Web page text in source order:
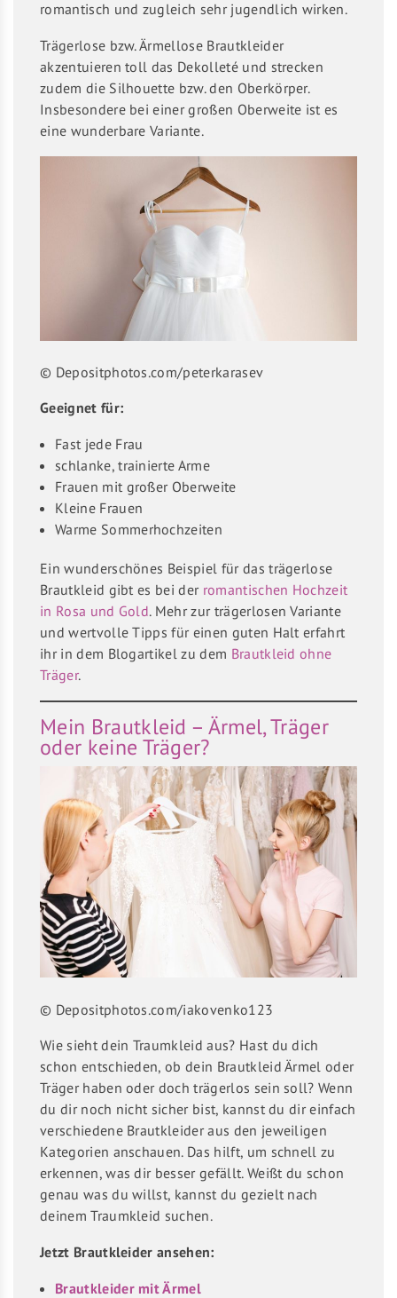
romantisch und zugleich sehr jugendlich wirken.
Trägerlose bzw. Ärmellose Brautkleider
akzentuieren toll das Dekolleté und strecken
zudem die Silhouette bzw. den Oberkörper.
Insbesondere bei einer großen Oberweite ist es
eine wunderbare Variante.
© Depositphotos.com/peterkarasev
Geeignet für:
Fast jede Frau
schlanke, trainierte Arme
Frauen mit großer Oberweite
Kleine Frauen
Warme Sommerhochzeiten
Ein wunderschönes Beispiel für das trägerlose
Brautkleid gibt es bei derromantischen Hochzeit
in Rosa und Gold. Mehr zur trägerlosen Variante
und wertvolle Tipps für einen guten Halt erfahrt
ihr in dem Blogartikel zu dem Brautkleid ohne
Träger.
Mein Brautkleid – Ärmel, Träger
oder keine Träger?
© Depositphotos.com/iakovenko123
Wie sieht dein Traumkleid aus? Hast du dich
schon entschieden, ob dein Brautkleid Ärmel oder
Träger haben oder doch trägerlos sein soll? Wenn
du dir noch nicht sicher bist, kannst du dir einfach
verschiedene Brautkleider aus den jeweiligen
Kategorien anschauen. Das hilft, um schnell zu
erkennen, was dir besser gefällt. Weißt du schon
genau was du willst, kannst du gezielt nach
deinem Traumkleid suchen.
Jetzt Brautkleider ansehen:
Brautkleider mit Ärmel